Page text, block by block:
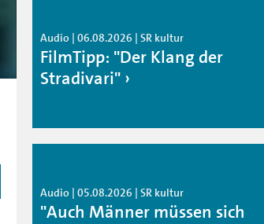
Audio | 06.08.2026 | SR kultur
FilmTipp: "Der Klang der
Stradivari"
Audio | 05.08.2026 | SR kultur
"Auch Männer müssen sich